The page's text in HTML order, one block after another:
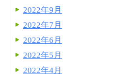
2022年9月
2022年7月
2022年6月
2022年5月
2022年4月